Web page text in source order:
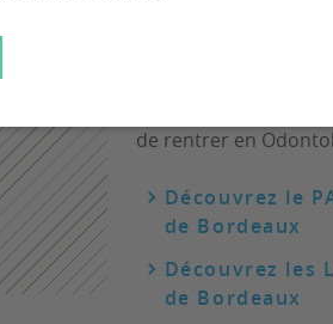
Après un PASS ou
de rentrer en
Découvrez le
de Bordeaux
Découvrez les
de Bordeaux